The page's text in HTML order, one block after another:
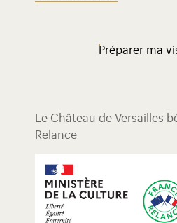
Préparer ma
Le Château de Versailles
Relance